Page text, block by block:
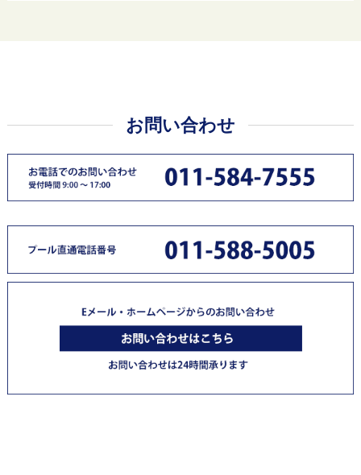
お問い合わせ